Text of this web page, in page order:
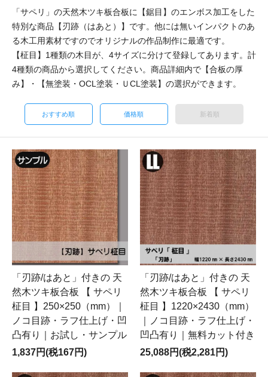
「サペリ」の天然木ツキ板合板に【鋸目】のエンボス加工をした
特別な商品【刃跡（はあと）】です。他には無いインパクトのあ
る木工用素材ですのでオリジナルの作品制作に最適です。
【柾目】1種類の木目が、4サイズに分けて登録してあります。計
4種類の商品から選択してください。商品詳細内で【合板の厚
み】・【無塗装・OCL塗装・ＵCL塗装】の選択ができます。
おすすめ順 価格順 新着順
「刃跡/はあと」付きの 天
然木ツキ板合板 【 サペリ
柾目 】250×250（mm）｜
ノコ目跡・ラフ仕上げ・凹
凸有り｜お試し・サンプル
1,837円(税167円)
「刃跡/はあと」付きの 天
然木ツキ板合板 【 サペリ
柾目 】1220×2430（mm）
｜ノコ目跡・ラフ仕上げ・
凹凸有り｜無料カット付き
25,088円(税2,281円)